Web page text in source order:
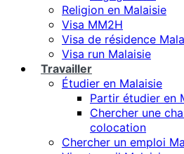
Religion en Malaisie
Visa MM2H
Visa de résidence
Visa run Malaisie
Travailler
Étudier en Malaisie
Partir étudier en
Chercher une
colocation
Chercher un emploi